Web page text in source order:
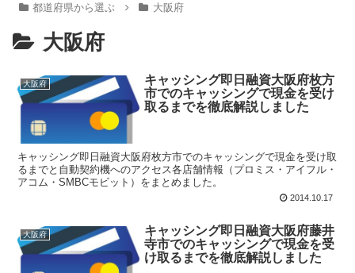
都道府県から選ぶ
大阪府
大阪府
大阪府
キャッシング即日融資大阪府枚方
市でのキャッシングで現金を受け
取るまでを徹底解説しました
キャッシング即日融資大阪府枚方市でのキャッシングで現金を受け取
るまでと自動契約機へのアクセス各店舗情報（プロミス・アイフル・
アコム・SMBCモビット）をまとめました。
2014.10.17
大阪府
キャッシング即日融資大阪府藤井
寺市でのキャッシングで現金を受
け取るまでを徹底解説しました